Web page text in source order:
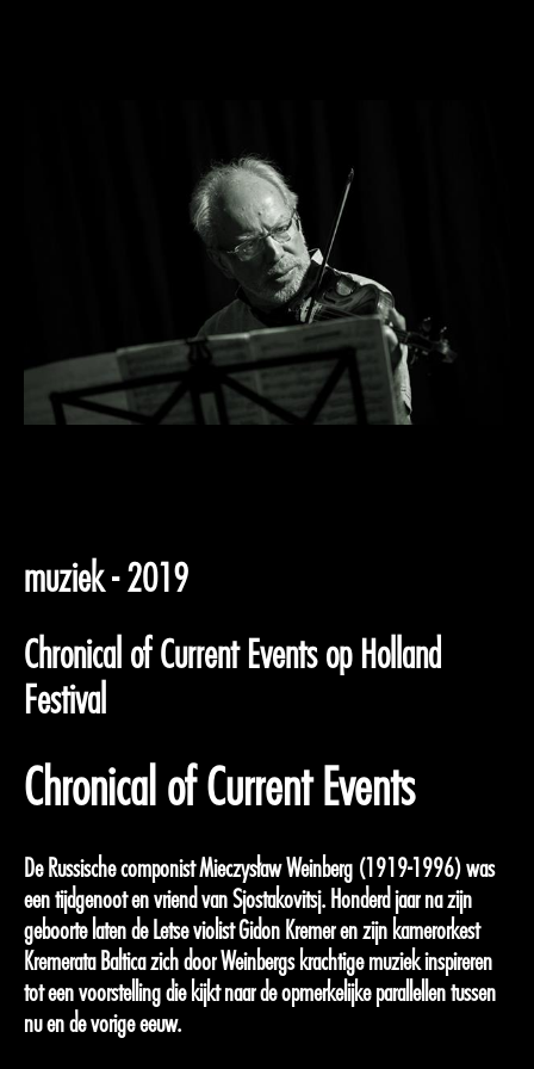
muziek - 2019
Chronical of Current Events op Holland
Festival
Chronical of Current Events
De Russische componist Mieczysław Weinberg (1919-1996) was
een tijdgenoot en vriend van Sjostakovitsj. Honderd jaar na zijn
geboorte laten de Letse violist Gidon Kremer en zijn kamerorkest
Kremerata Baltica zich door Weinbergs krachtige muziek inspireren
tot een voorstelling die kijkt naar de opmerkelijke parallellen tussen
nu en de vorige eeuw.